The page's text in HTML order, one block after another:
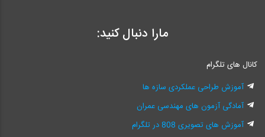
مارا دنبال کنید:
کانال های تلگرام
آموزش طراحی عملکردی سازه ها
آمادگی آزمون های مهندسی عمران
آموزش های تصویری 808 در تلگرام